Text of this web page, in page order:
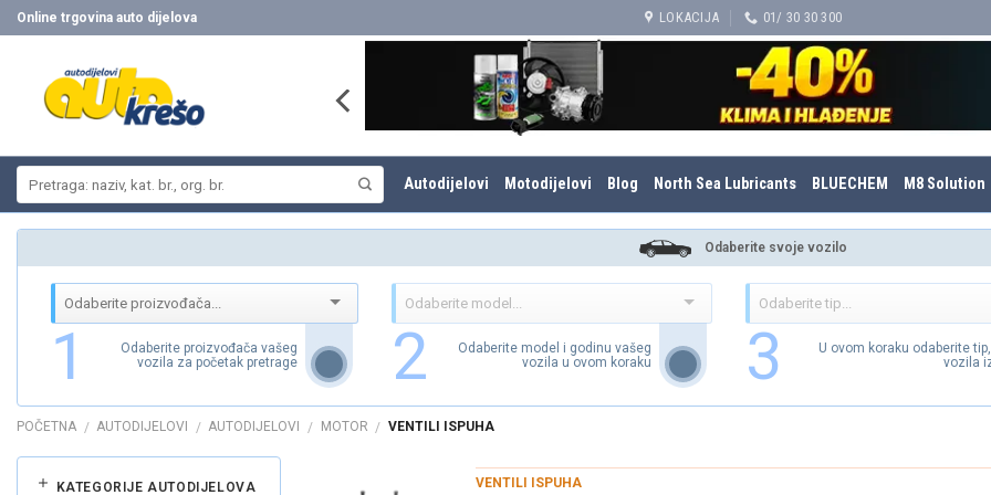
Skip
to
Online trgovina auto dijelova LOKACIJA 01/ 30 30 300
Autodijelovi Motodijelovi Blog North Sea Lubricants BLUECHEM M8 Solution
Odaberite svoje vozilo
1
Odaberite proizvođača vašeg
vozila za početak pretrage
2
Odaberite model i godinu vašeg
vozila u ovom koraku
3
U ovom koraku odaberite
vozila
POČETNA / AUTODIJELOVI / AUTODIJELOVI / MOTOR / VENTILI ISPUHA
KATEGORIJE AUTODIJELOVA VENTILI ISPUHA